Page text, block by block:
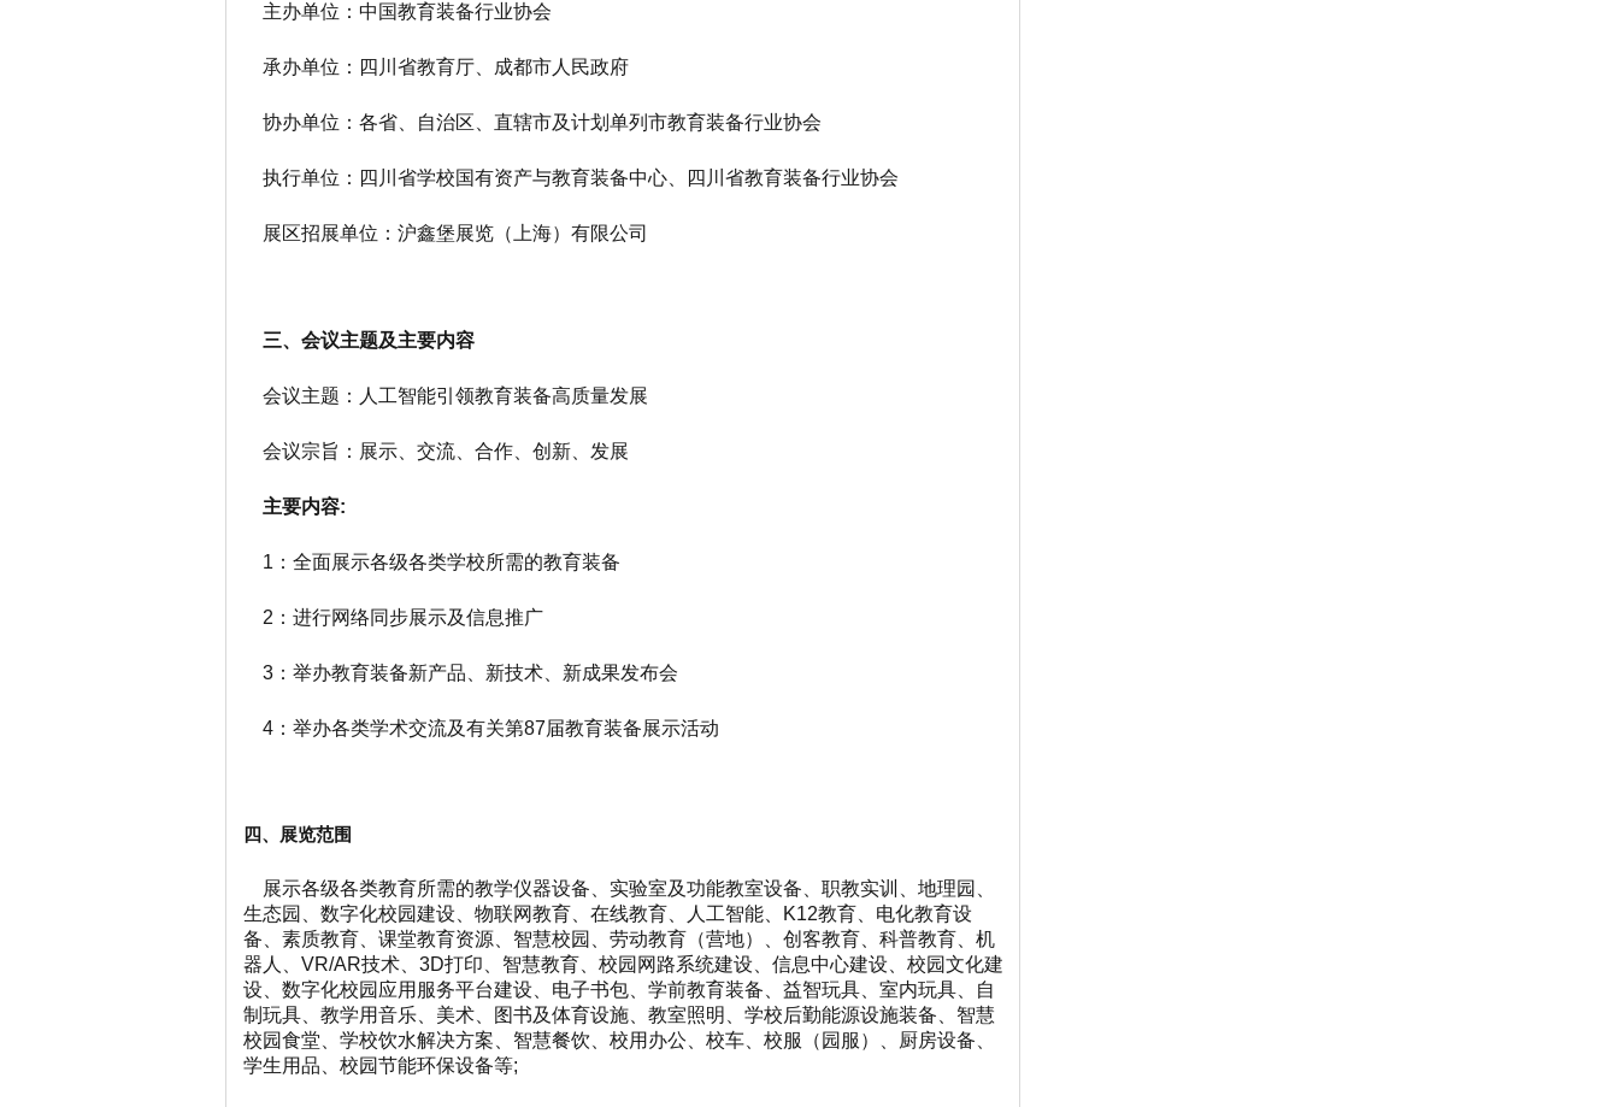
主办单位：中国教育装备行业协会
承办单位：四川省教育厅、成都市人民政府
协办单位：各省、自治区、直辖市及计划单列市教育装备行业协会
执行单位：四川省学校国有资产与教育装备中心、四川省教育装备行业协会
展区招展单位：沪鑫堡展览（上海）有限公司
三、 会议主题及主要内容
会议主题：人工智能引领教育装备高质量发展
会议宗旨：展示、交流、合作、创新、发展
主要内容:
1：全面展示各级各类学校所需的教育装备
2：进行网络同步展示及信息推广
3：举办教育装备新产品、新技术、新成果发布会
4：举办各类学术交流及有关第87届教育装备展示活动
四、 展览范围
展示各级各类教育所需的教学仪器设备、实验室及功能教室设备、职教实训、地理园
生态园、数字化校园建设、 物联网教育、 在线教育、人工智能、
K12教育、电化教育设
备、 素质教育、 课堂教育资源、 智慧校园、劳动教育（营地）、 创客教育、 科普教育、 机
器人、 VR/AR技术、 3D打印、 智慧教育、校园网路系统建设、信息中心建设、 校园文化建
设、 数字化校园应用服务平台建设、电子书包、学前教育装备、益智玩具、室内玩具、自
制玩具、教学用音乐、美术、图书及体育设施、 教室照明、学校后勤能源设施装备、 智慧
校园食堂、学校饮水解决方案、智慧餐饮、 校用办公、校车、校服 （园服）
、厨房设备、
学生用品、 校园节能环保设备等;